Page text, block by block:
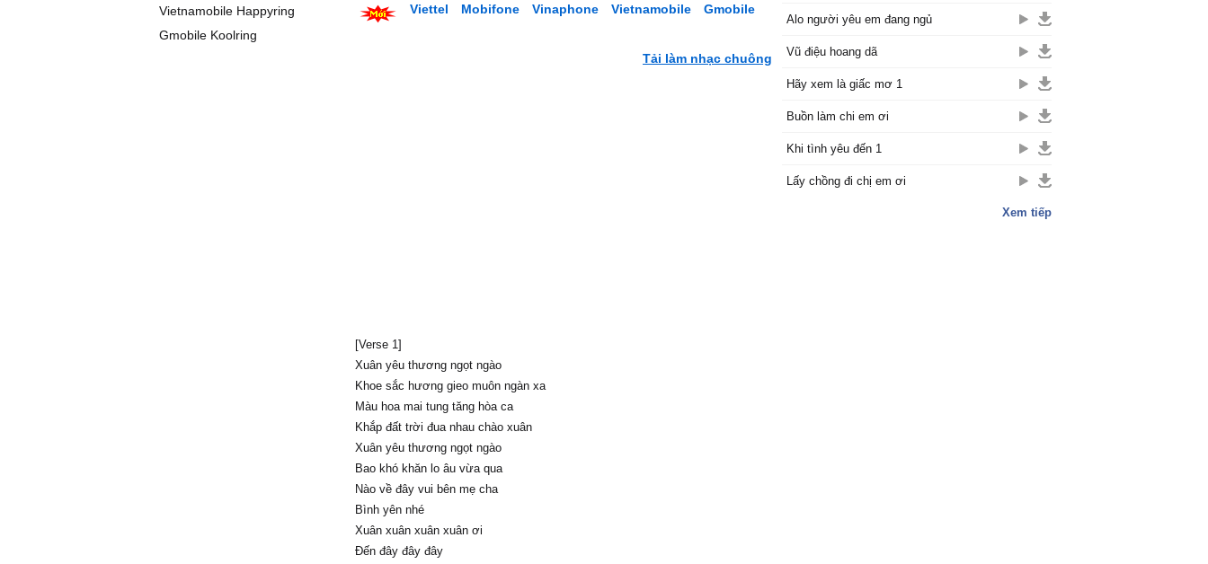
Vietnamobile Happyring
Gmobile Koolring
Viettel Mobifone Vinaphone Vietnamobile Gmobile
Tải làm nhạc chuông
[Verse 1]
Xuân yêu thương ngọt ngào
Khoe sắc hương gieo muôn ngàn xa
Màu hoa mai tung tăng hòa ca
Khắp đất trời đua nhau chào xuân
Xuân yêu thương ngọt ngào
Bao khó khăn lo âu vừa qua
Nào về đây vui bên mẹ cha
Bình yên nhé
Xuân xuân xuân xuân ơi
Đến đây đây đây
Alo người yêu em đang ngủ
Vũ điệu hoang dã
Hãy xem là giấc mơ 1
Buồn làm chi em ơi
Khi tình yêu đến 1
Lấy chồng đi chị em ơi
Xem tiếp